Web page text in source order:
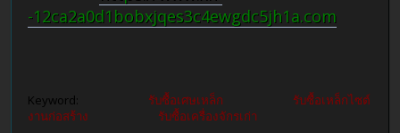
-12ca2a0d1bobxjqes3c4ewgdc5jh1a.com
Keyword:
รับซื้อเศษเหล็ก รับซื้อเหล็กไซต์
งานก่อสร้าง รับซื้อเครื่องจักรเก่า